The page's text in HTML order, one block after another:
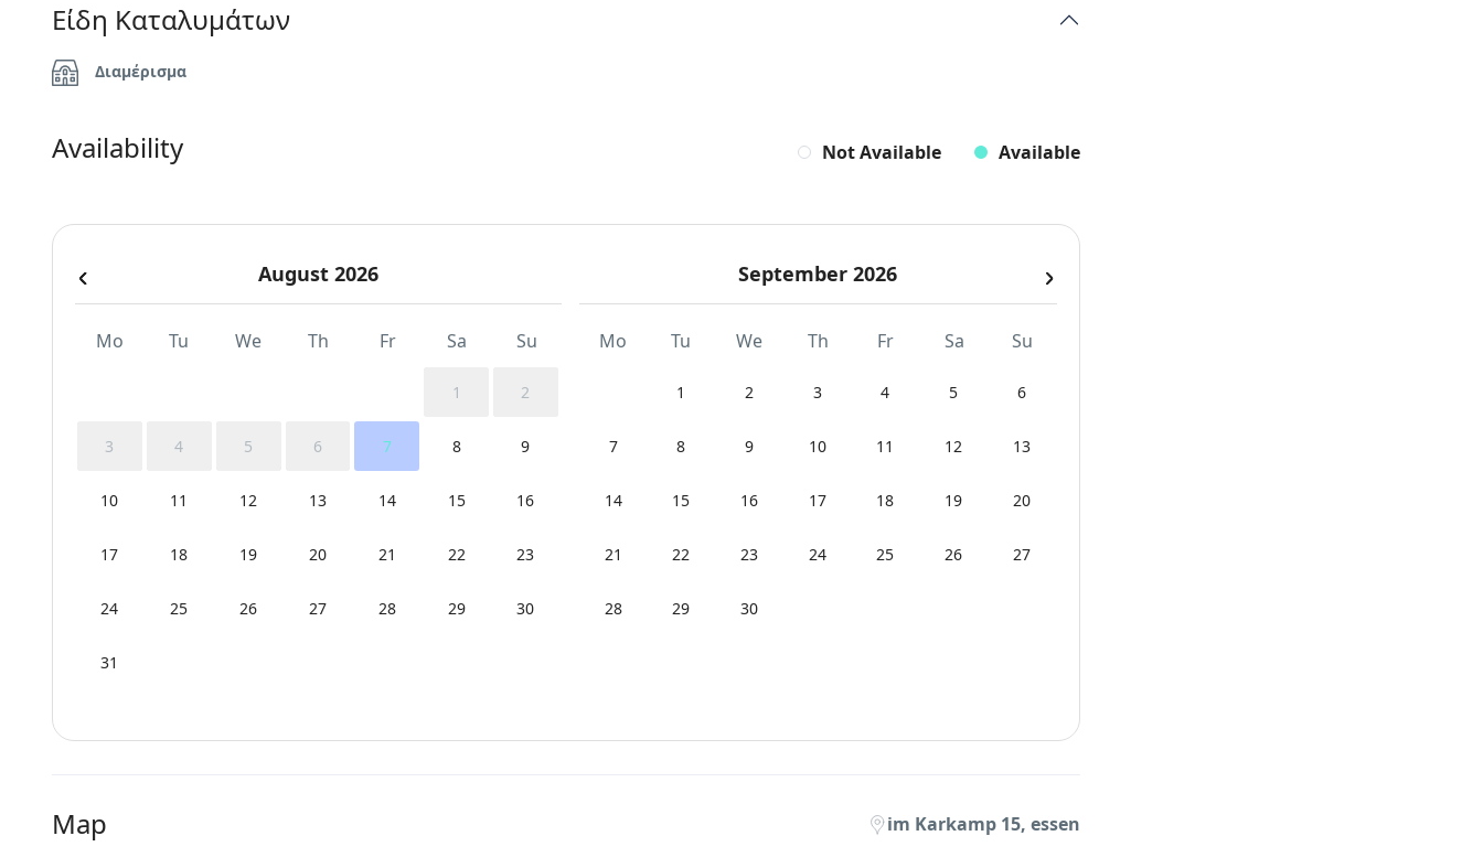
Είδη Καταλυμάτων
Διαμέρισμα
Availability Not Available Available
August 2026
Mo Tu We Th Fr Sa Su
1 2
3 4 5 6 7 8 9
10 11 12 13 14 15 16
17 18 19 20 21 22 23
24 25 26 27 28 29 30
31
September 2026
Mo Tu We Th Fr Sa Su
1 2 3 4 5 6
7 8 9 10 11 12 13
14 15 16 17 18 19 20
21 22 23 24 25 26 27
28 29 30
Map im Karkamp 15, essen